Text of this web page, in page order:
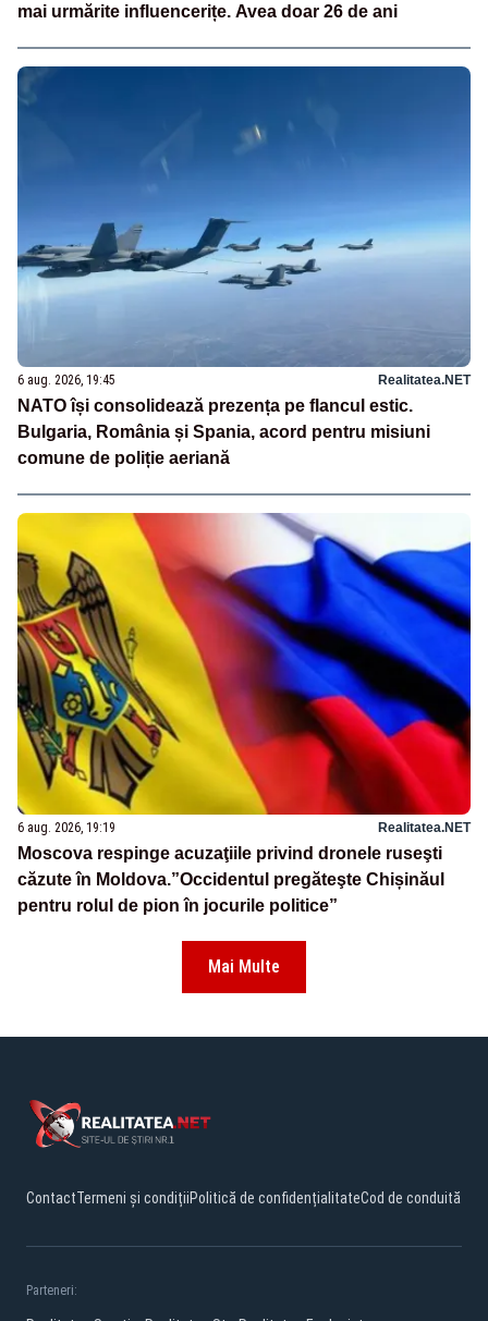
mai urmărite influencerițe. Avea doar 26 de ani
6 aug. 2026, 19:45 Realitatea.NET
NATO își consolidează prezența pe flancul estic.
Bulgaria, România și Spania, acord pentru misiuni
comune de poliție aeriană
6 aug. 2026, 19:19 Realitatea.NET
Moscova respinge acuzaţiile privind dronele ruseşti
căzute în Moldova.”Occidentul pregăteşte Chișinăul
pentru rolul de pion în jocurile politice”
Mai Multe
ContactTermeni și condițiiPolitică de confidențialitateCod de conduită
Parteneri: